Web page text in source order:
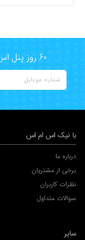
60 روز پنل اس ام اس رایگان، امتحان کنید!
با نیک اس ام اس
درباره ما
برخی از مشتریان
نظرات کاربران
سوالات متداول
سایر